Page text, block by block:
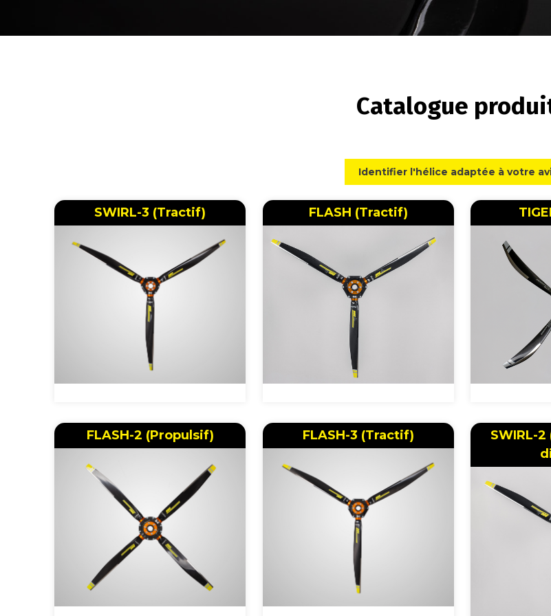
Catalogue
Identifier l'hélice adaptée à votre
SWIRL-3 (Tractif) FLASH (Tractif)
FLASH-2 (Propulsif) FLASH-3 (Tractif)
SWIRL-